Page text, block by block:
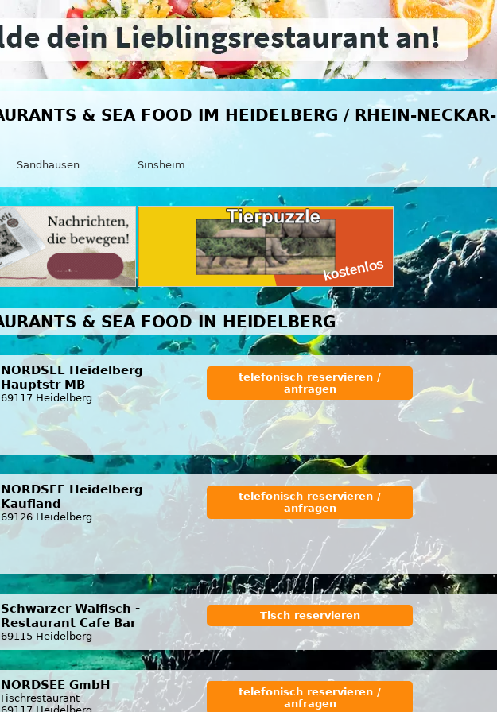
& SEA FOOD IM HEIDELBERG / RHEIN-NECKAR-
Sandhausen Sinsheim
& SEA FOOD IN HEIDELBERG
NORDSEE Heidelberg
Hauptstr MB
69117 Heidelberg
telefonisch reservieren /
anfragen
NORDSEE Heidelberg
Kaufland
69126 Heidelberg
telefonisch reservieren /
anfragen
Schwarzer Walfisch -
Restaurant Cafe Bar
69115 Heidelberg
Tisch reservieren
NORDSEE GmbH
Fischrestaurant
telefonisch reservieren /
anfragen